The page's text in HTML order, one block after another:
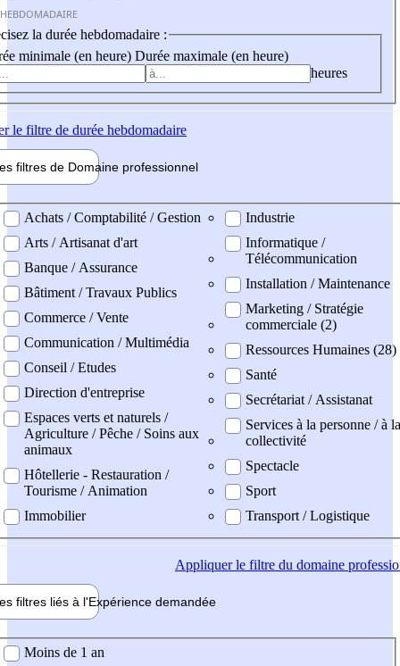
la durée hebdomadaire :
minimale (en heure) Durée maximale (en heure)
heures
le filtre de durée hebdomadaire
filtres de Domaine professionnel
professionel
Achats / Comptabilité / Gestion
Arts / Artisanat d'art
Banque / Assurance
Bâtiment / Travaux Publics
Commerce / Vente
Communication / Multimédia
Conseil / Etudes
Direction d'entreprise
Espaces verts et naturels /
Agriculture / Pêche / Soins aux
animaux
Hôtellerie - Restauration /
Tourisme / Animation
Immobilier
Industrie
Informatique /
Télécommunication
Installation / Maintenance
Marketing / Stratégie
commerciale (2)
Ressources Humaines (28)
Santé
Secrétariat / Assistanat
Services à la personne / à la
collectivité
Spectacle
Sport
Transport / Logistique
Appliquerle filtre du domaine
filtres liés à l'Expérience demandée
demandée
Moins de 1 an